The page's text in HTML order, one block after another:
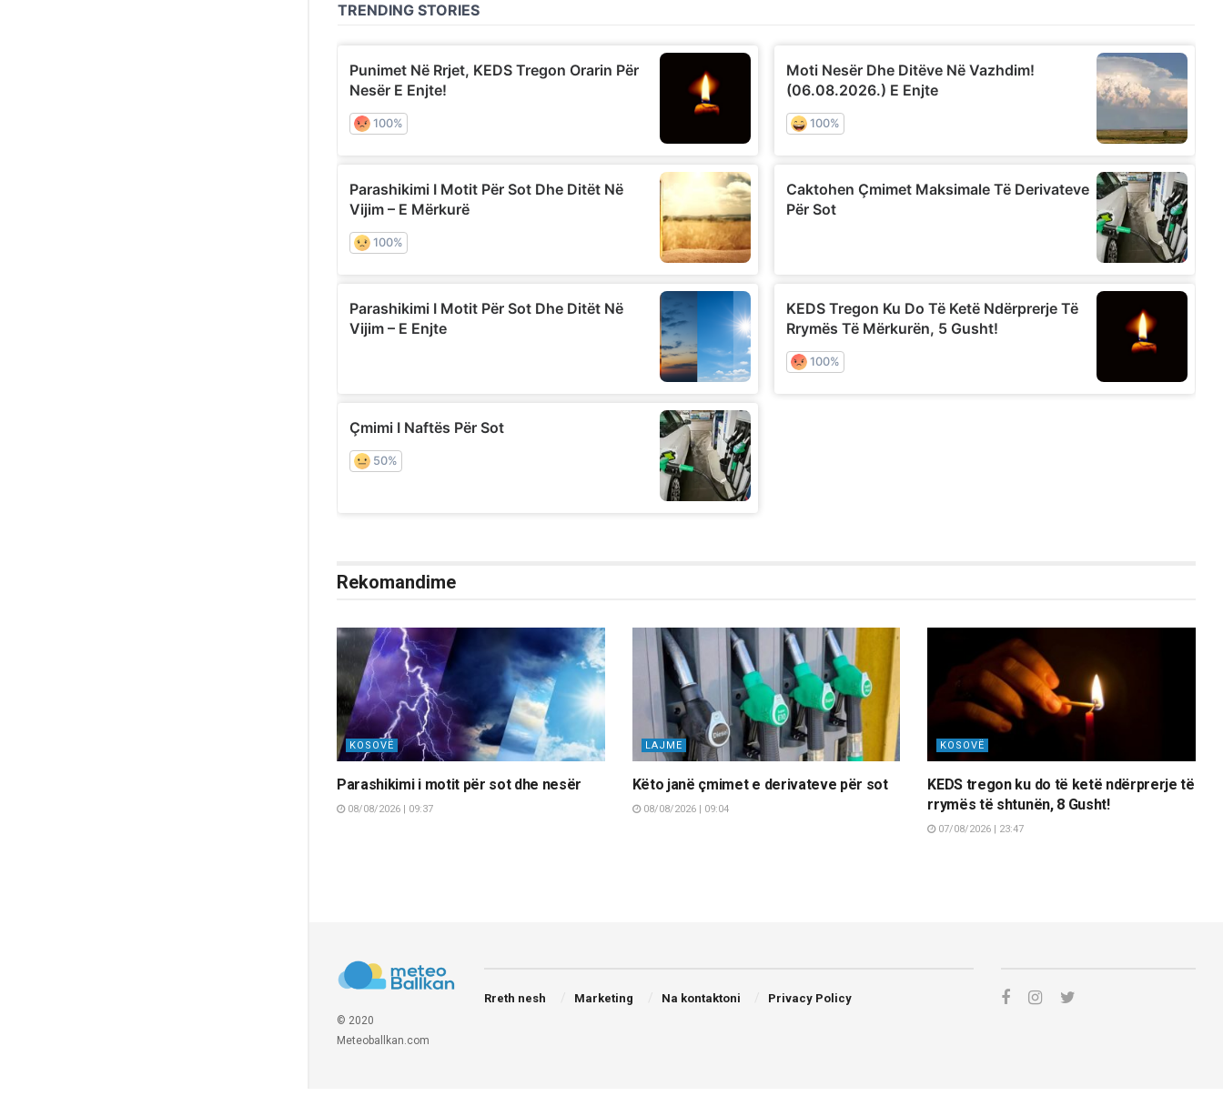
Rekomandime
KOSOVË
Parashikimi i motit për sot dhe nesër
08/08/2026 | 09:37
LAJME
Këto janë çmimet e derivateve për sot
08/08/2026 | 09:04
KOSOVË
KEDS tregon ku do të ketë ndërprerje të
rrymës të shtunën, 8 Gusht!
07/08/2026 | 23:47
© 2020
Meteoballkan.com
Rreth nesh Marketing Na kontaktoni Privacy Policy